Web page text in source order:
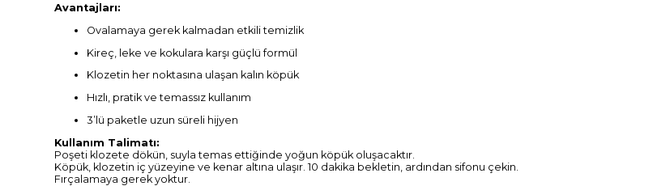
Avantajları:
Ovalamaya gerek kalmadan etkili temizlik
Kireç, leke ve kokulara karşı güçlü formül
Klozetin her noktasına ulaşan kalın köpük
Hızlı, pratik ve temassız kullanım
3’lü paketle uzun süreli hijyen
Kullanım Talimatı:
Poşeti klozete dökün, suyla temas ettiğinde yoğun köpük oluşacaktır.
Köpük, klozetin iç yüzeyine ve kenar altına ulaşır. 10 dakika bekletin, ardından sifonu çekin.
Fırçalamaya gerek yoktur.